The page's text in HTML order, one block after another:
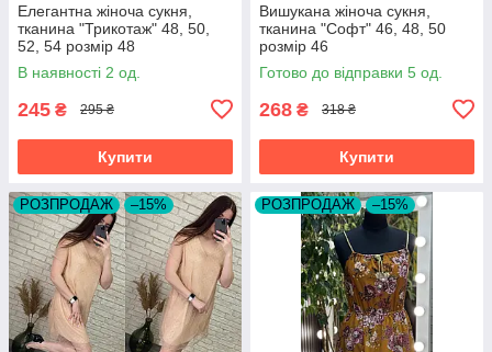
Елегантна жіноча сукня,
тканина "Трикотаж" 48, 50,
52, 54 розмір 48
В наявності 2 од.
245 ₴ 295 ₴
Купити
Вишукана жіноча сукня,
тканина "Софт" 46, 48, 50
розмір 46
Готово до відправки 5 од.
268 ₴ 318 ₴
Купити
РОЗПРОДАЖ –15% РОЗПРОДАЖ –15%